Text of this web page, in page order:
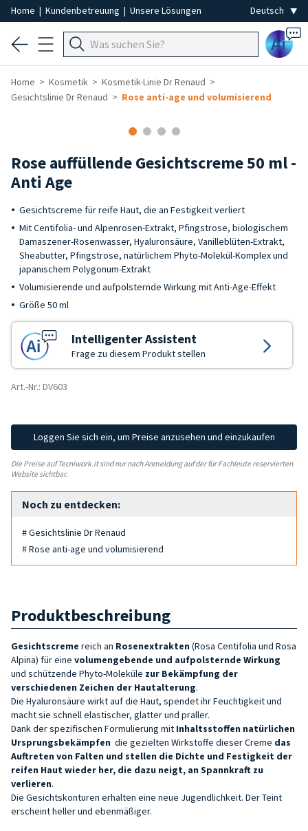
Home | Kundenbetreuung | Unsere Lösungen
Ai
Home Kosmetik
Kosmetik-Linie Dr Renaud
Gesichtslinie Dr Renaud
Rose anti-age und volumisierend
Rose auffüllende Gesichtscreme 50 ml -
Anti Age
Gesichtscreme für reife Haut, die an Festigkeit verliert
Mit Centifolia- und Alpenrosen-Extrakt, Pfingstrose, biologischem
Damaszener-Rosenwasser, Hyaluronsäure, Vanilleblüten-Extrakt,
Sheabutter, Pfingstrose, natürlichem Phyto-Molekül-Komplex und
japanischem Polygonum-Extrakt
Volumisierende und aufpolsternde Wirkung mit Anti-Age-Effekt
Größe 50 ml
Intelligenter Assistent
Frage zu diesem Produkt stellen
Art.-Nr.: DV603
Loggen Sie sich ein, um Preise anzusehen und einzukaufen
Die Preise auf Tecniwork.it sind nur nach Anmeldung auf der für Fachleute reservierten
Website sichtbar.
Noch zu entdecken:
# Gesichtslinie Dr Renaud
# Rose anti-age und volumisierend
Produktbeschreibung
Gesichtscreme reich an Rosenextrakten (Rosa Centifolia und Rosa
Alpina) für eine volumengebende und aufpolsternde Wirkung
und schützende Phyto-Moleküle zur Bekämpfung der
verschiedenen Zeichen der Hautalterung.
Die Hyaluronsäure wirkt auf die Haut, spendet ihr Feuchtigkeit und
macht sie schnell elastischer, glatter und praller.
Dank der spezifischen Formulierung mit Inhaltsstoffen natürlichen
Ursprungsbekämpfen die gezielten Wirkstoffe dieser Creme das
Auftreten von Falten und stellen die Dichte und Festigkeit der
reifen Haut wieder her, die dazu neigt, an Spannkraft zu
verlieren.
Die Gesichtskonturen erhalten eine neue Jugendlichkeit. Der Teint
erscheint heller und ebenmäßiger.